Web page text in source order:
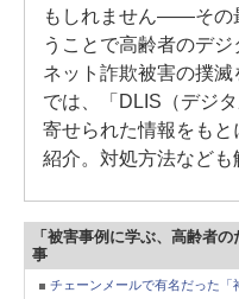
もしれません――その
うことで高齢者のデジ
ネット詐欺被害の撲滅
では、「DLIS（デジ
寄せられた情報をも
紹介。対処方法なども
「被害事例に学ぶ、高齢者
事
チェーンメールで有名だった「